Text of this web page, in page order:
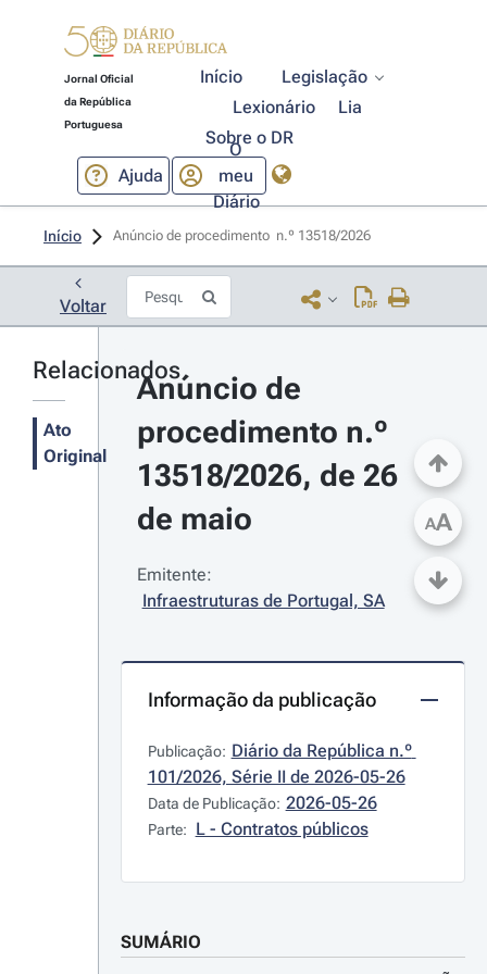
Jornal Oficial
da República
Portuguesa
Início
Legislação
Lexionário
Lia
Sobre o DR
Ajuda
O
meu
Diário
Início Anúncio de procedimento  n.º 13518/2026
Voltar
Relacionados
Ato
Original
Anúncio de
procedimento n.º
13518/2026, de 26
de maio
Emitente:
Infraestruturas de Portugal, SA
Informação da publicação
Publicação: Diário da República n.º
101/2026, Série II de 2026-05-26
Data de Publicação: 2026-05-26
Parte: L - Contratos públicos
SUMÁRIO
AA